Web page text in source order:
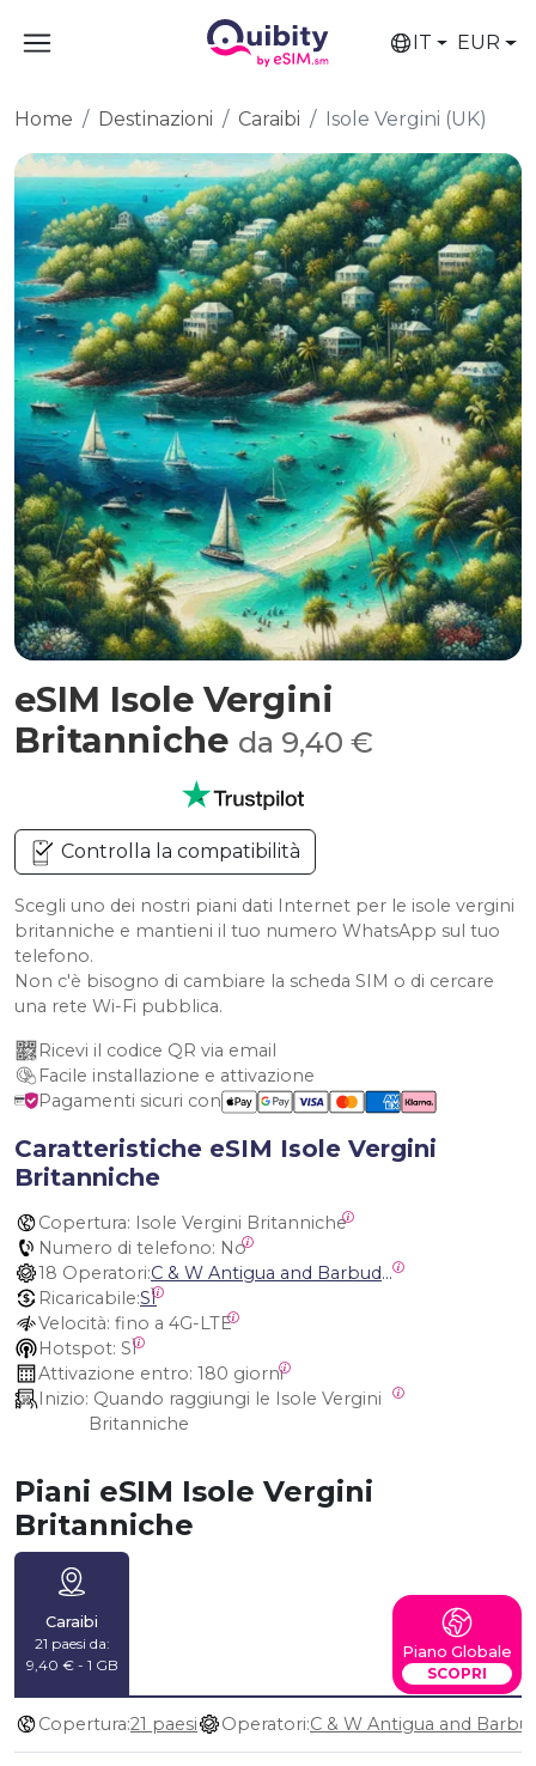
IT EUR
Home Destinazioni Caraibi Isole Vergini (UK)
eSIM Isole Vergini
Britanniche da 9,40 €
Controlla la compatibilità
Scegli uno dei nostri piani dati Internet per le isole vergini
britanniche e mantieni il tuo numero WhatsApp sul tuo
telefono.
Non c'è bisogno di cambiare la scheda SIM o di cercare
una rete Wi-Fi pubblica.
Ricevi il codice QR via email
Facile installazione e attivazione
Pagamenti sicuri con
Caratteristiche eSIM Isole Vergini
Britanniche
Copertura: Isole Vergini Britanniche
Numero di telefono: No
18 Operatori:
C & W Antigua and Barbuda, Cable and Wireless Anguilla, Cable & Wireless - LIME, Setel Netherlands Antilles, BTC Bahamas, C&W (Flow), Claro, Bouygues/DigiCel, Dauphin, Free, Cable & Wireless Jamaica, Cable & Wireless Saint Kitts and Nevis, Cable & Wireless Saint Lucia, Cable & Wireless Montserrat, Liberty, Telephone Company Puerto Rico , Cable & Wireless, C & W Saint Vincent and Grenadines
Ricaricabile:SÌ
Velocità: fino a 4G-LTE
Hotspot: SÌ
Attivazione entro: 180 giorni
Inizio:
Britanniche
Piani eSIM Isole Vergini
Britanniche
Caraibi
21 paesi da:
9,40 € - 1 GB
Piano Globale
SCOPRI
Copertura:21 paesi Operatori: